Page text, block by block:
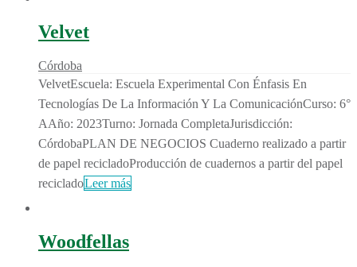
Velvet
Córdoba
VelvetEscuela: Escuela Experimental Con Énfasis En
Tecnologías De La Información Y La ComunicaciónCurso: 6°
AAño: 2023Turno: Jornada CompletaJurisdicción:
CórdobaPLAN DE NEGOCIOS Cuaderno realizado a partir
de papel recicladoProducción de cuadernos a partir del papel
recicladoLeer más
Woodfellas